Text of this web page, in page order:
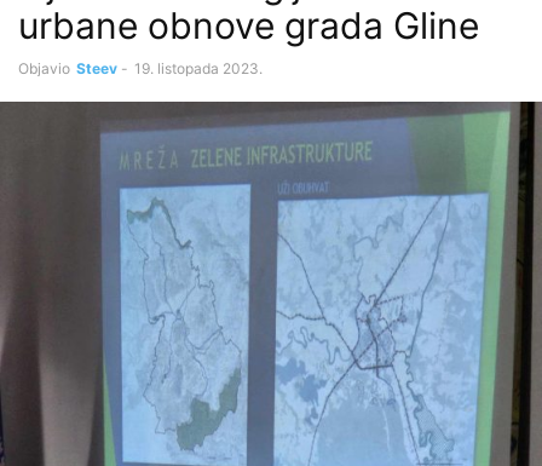
urbane obnove grada Gline
Objavio Steev - 19. listopada 2023.